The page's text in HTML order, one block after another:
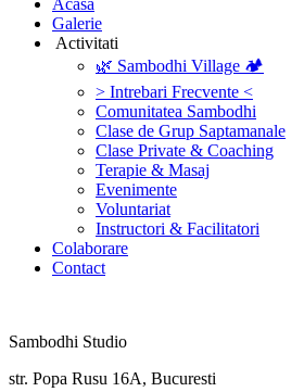
‎Acasa
Galerie
‎ ‎Activitati‎
🌿 Sambodhi Village 🏕️
> Intrebari Frecvente <
Comunitatea Sambodhi
Clase de Grup Saptamanale
Clase Private & Coaching
Terapie & Masaj
‎Evenimente
Voluntariat
‏‏‎Instructori & Facilitatori
Colaborare
Contact
Sambodhi Studio
str. Popa Rusu 16A, Bucuresti